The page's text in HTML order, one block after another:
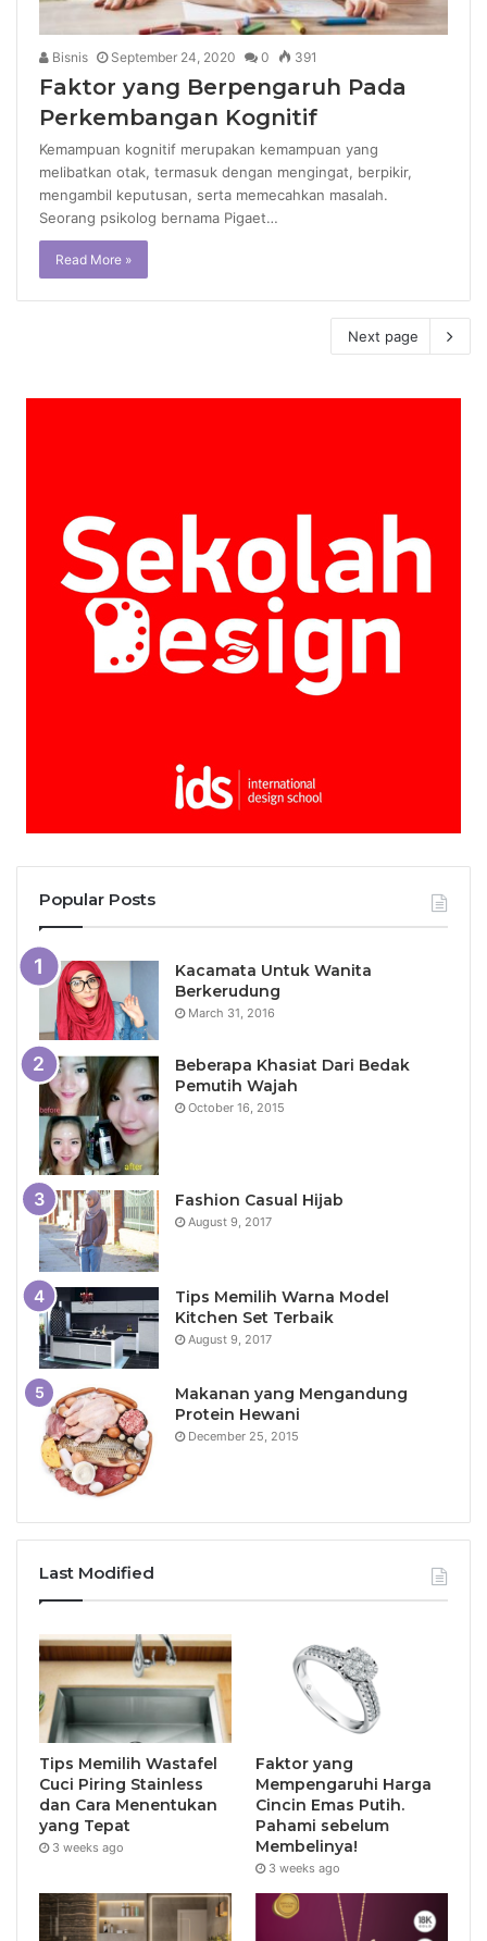
Bisnis September 24, 2020 0 391
Faktor yang Berpengaruh Pada
Perkembangan Kognitif
Kemampuan kognitif merupakan kemampuan yang
melibatkan otak, termasuk dengan mengingat, berpikir,
mengambil keputusan, serta memecahkan masalah.
Seorang psikolog bernama Pigaet…
Read More »
Next page
Popular Posts
Kacamata Untuk Wanita
Berkerudung
March 31, 2016
Beberapa Khasiat Dari Bedak
Pemutih Wajah
October 16, 2015
Fashion Casual Hijab
August 9, 2017
Tips Memilih Warna Model
Kitchen Set Terbaik
August 9, 2017
Makanan yang Mengandung
Protein Hewani
December 25, 2015
Last Modified
Tips Memilih Wastafel
Cuci Piring Stainless
dan Cara Menentukan
yang Tepat
3 weeks ago
Faktor yang
Mempengaruhi Harga
Cincin Emas Putih.
Pahami sebelum
Membelinya!
3 weeks ago